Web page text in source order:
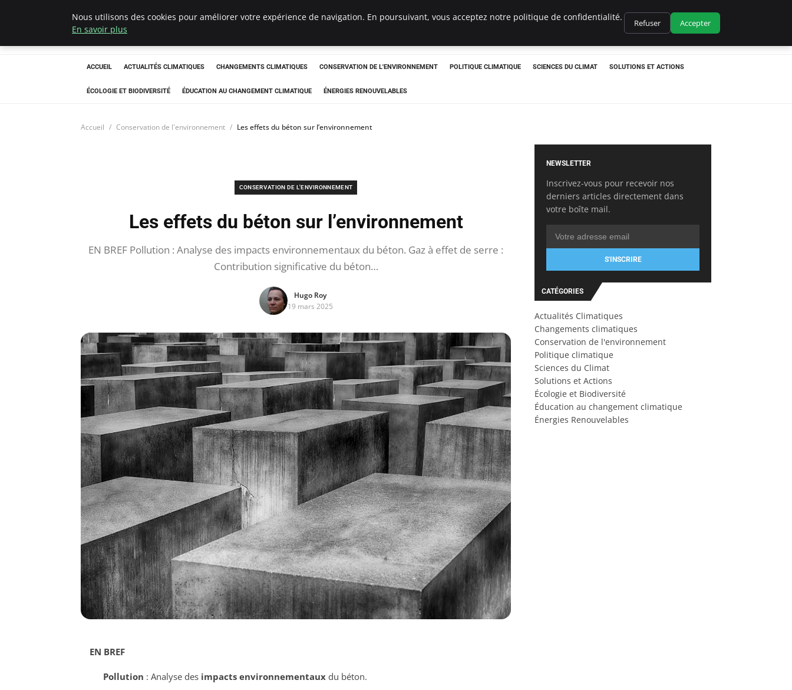
Climatedebtagents
ACCUEIL ACTUALITÉS CLIMATIQUES CHANGEMENTS CLIMATIQUES CONSERVATION DE L'ENVIRONNEMENT POLITIQUE CLIMATIQUE SCIENCES DU CLIMAT SOLUTIONS ET ACTIONS
ÉCOLOGIE ET BIODIVERSITÉ ÉDUCATION AU CHANGEMENT CLIMATIQUE ÉNERGIES RENOUVELABLES
Accueil Conservation de l'environnement Les effets du béton sur l’environnement
CONSERVATION DE L'ENVIRONNEMENT
Les effets du béton sur l’environnement
EN BREF Pollution : Analyse des impacts environnementaux du béton. Gaz à effet de serre :
Contribution significative du béton…
Hugo Roy
19 mars 2025
EN BREF
Pollution : Analyse des impacts environnementauxdu béton.
NEWSLETTER
Inscrivez-vous pour recevoir nos
derniers articles directement dans
votre boîte mail.
S'INSCRIRE
CATÉGORIES
Actualités Climatiques
Changements climatiques
Conservation de l'environnement
Politique climatique
Sciences du Climat
Solutions et Actions
Écologie et Biodiversité
Éducation au changement climatique
Énergies Renouvelables
Nous utilisons des cookies pour améliorer votre expérience de navigation. En poursuivant, vous acceptez notre politique de confidentialité.
En savoir plus
Refuser Accepter